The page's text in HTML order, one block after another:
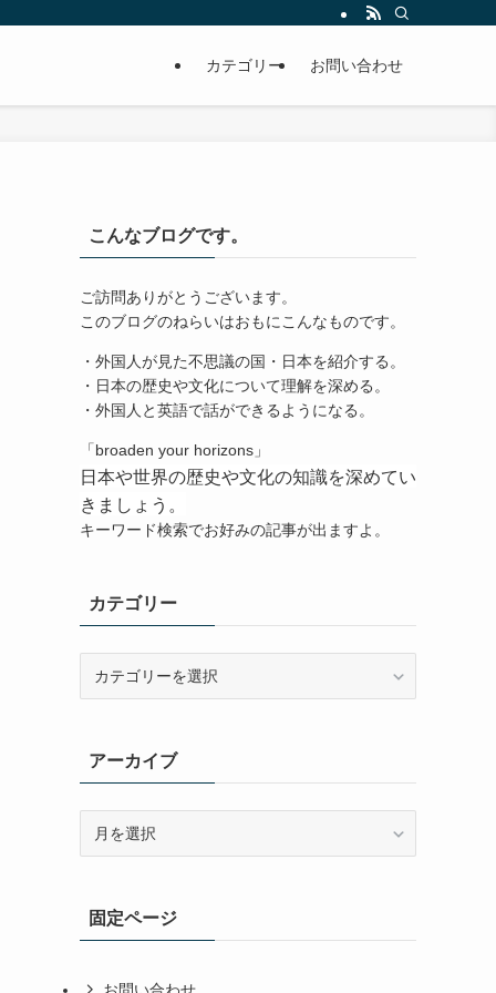
カテゴリー お問い合わせ
こんなブログです。
ご訪問ありがとうございます。
このブログのねらいはおもにこんなものです。
・外国人が見た不思議の国・日本を紹介する。
・日本の歴史や文化について理解を深める。
・外国人と英語で話ができるようになる。
「broaden your horizons」
日本や世界の歴史や文化の知識を深めてい
きましょう。
キーワード検索でお好みの記事が出ますよ。
カテゴリー
ーアーカイブ
ブ固定ページ
お問い合わせ